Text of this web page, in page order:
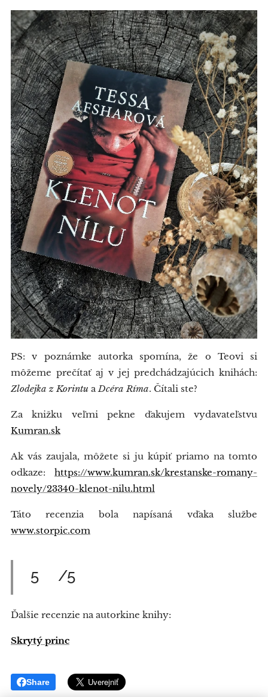
PS: v poznámke autorka spomína, že o Teovi si
môžeme prečítať aj v jej predchádzajúcich knihách:
Zlodejka z Korintu aDcéra Ríma. Čítali ste?
Za knižku veľmi pekne ďakujem vydavateľstvu
Kumran.sk
Ak vás zaujala, môžete si ju kúpiť priamo na tomto
odkaze: https://www.kumran.sk/krestanske-romany-
novely/23340-klenot-nilu.html
Táto recenzia bola napísaná vďaka službe
www.storpic.com
5⭐/5⭐
Ďalšie recenzie na autorkine knihy:
Skrytý princ
Share